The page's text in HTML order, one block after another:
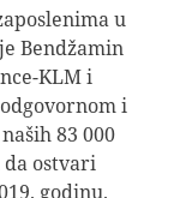
u
Bendžamin
KLM i
i
83 000
da ostvari
godinu.